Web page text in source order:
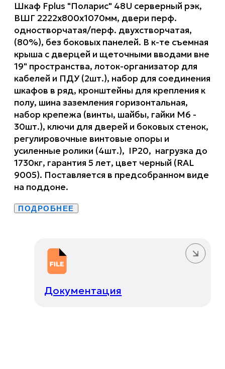
Шкаф Fplus "Поларис" 48U серверный рэк,
ВШГ 2222х800х1070мм, двери перф.
одностворчатая/перф. двухстворчатая,
(80%), без боковых панелей. В к-те съемная
крыша с дверцей и щеточными вводами вне
19" пространства, лоток-организатор для
кабелей и ПДУ (2шт.), набор для соединения
шкафов в ряд, кронштейны для крепления к
полу, шина заземления горизонтальная,
набор крепежа (винты, шайбы, гайки М6 -
30шт.), ключи для дверей и боковых стенок,
регулировочные винтовые опоры и
усиленные ролики (4шт.), IP20, нагрузка до
1730кг, гарантия 5 лет, цвет черный (RAL
9005). Поставляется в предсобранном виде
на поддоне.
ПОДРОБНЕЕ
Документация